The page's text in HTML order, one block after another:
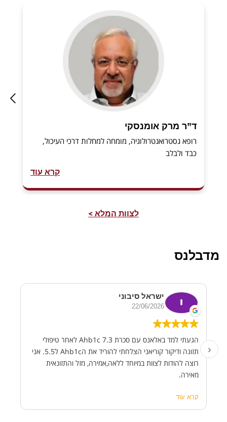
ד”ר מרק אומנסקי
רופא גסטרואנטרולוגיה, מומחה למחלות דרכי העיכול,
כבד ולבלב
קרא עוד
לצוות המלא >
מדבלנס
ישראל סיבוני
22/06/2026
הגעתי למד באלאנס עם סכרת Ahb1c 7.3 לאחר טיפולי
תזונה ודיקור קוריאני הצלחתי להוריד את הAhb1c ל5.5. אני
רוצה להודות לצוות במיוחד ללאה,אמירה, מזל והתזונאית
מאירה.
קרא עוד
‹